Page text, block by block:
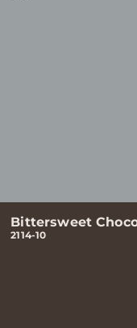
Bittersweet
2114-10